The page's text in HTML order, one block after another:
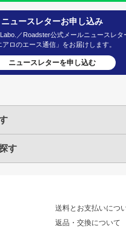
ニュースレターお申し込み
／Roadster公式メールニュースレタ
アロのエース通信」をお届けします。
ニュースレターを申し込む
送料とお支払いにつ
返品・交換について
アリスト
ソアラ
す
レーシングライン
アタックライン